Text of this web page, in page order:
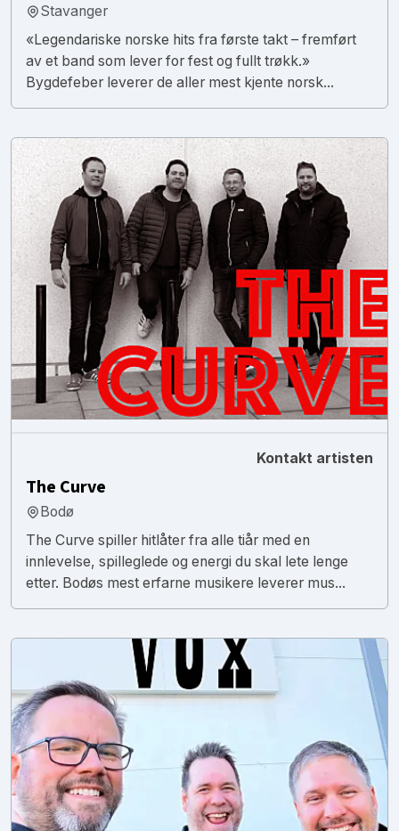
Stavanger
«Legendariske norske hits fra første takt – fremført
av et band som lever for fest og fullt trøkk.»
Bygdefeber leverer de aller mest kjente norsk...
Kontakt artisten
The Curve
Bodø
The Curve spiller hitlåter fra alle tiår med en
innlevelse, spilleglede og energi du skal lete lenge
etter. Bodøs mest erfarne musikere leverer mus...